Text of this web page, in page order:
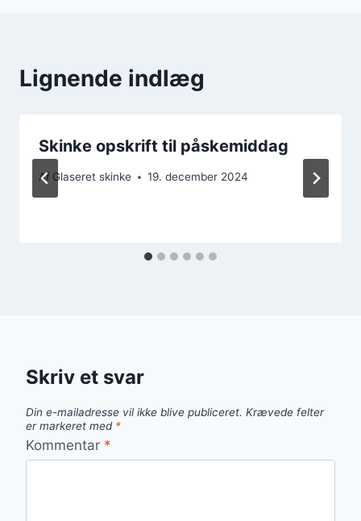
Lignende indlæg
Skinke opskrift til påskemiddag
Af Glaseret skinke 19. december 2024
Skriv et svar
Din e-mailadresse vil ikke blive publiceret. Krævede felter
er markeret med *
Kommentar *